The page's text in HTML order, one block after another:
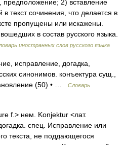
предположение; 2) вставление
текст сочинения, что делается в
пропущены или искажены.
в состав русского языка.
иностранных слов русского языка
исправление, догадка,
синонимов. конъектура сущ.,
(50) • …
Словарь
f.> нем. Konjektur <лат.
спец. Исправление или
текста, не поддающегося